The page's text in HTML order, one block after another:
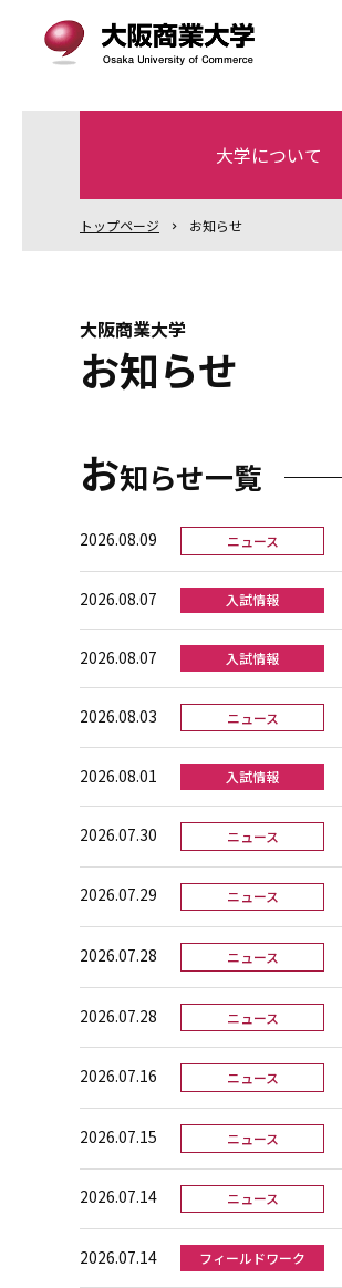
大学について
トップページ お知らせ
大阪商業大学
お知らせ
お知らせ一覧
2026.08.09 ニュース
2026.08.07 入試情報
2026.08.07 入試情報
2026.08.03 ニュース
2026.08.01 入試情報
2026.07.30 ニュース
2026.07.29 ニュース
2026.07.28 ニュース
2026.07.28 ニュース
2026.07.16 ニュース
2026.07.15 ニュース
2026.07.14 ニュース
2026.07.14 フィールドワーク